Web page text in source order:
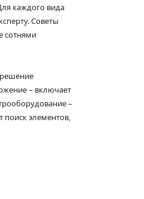
каждого вида
Советы
сотнями
– включает
–
поиск элементов,